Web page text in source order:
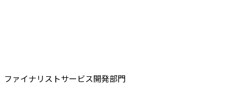
ファイナリストサービス開発部門